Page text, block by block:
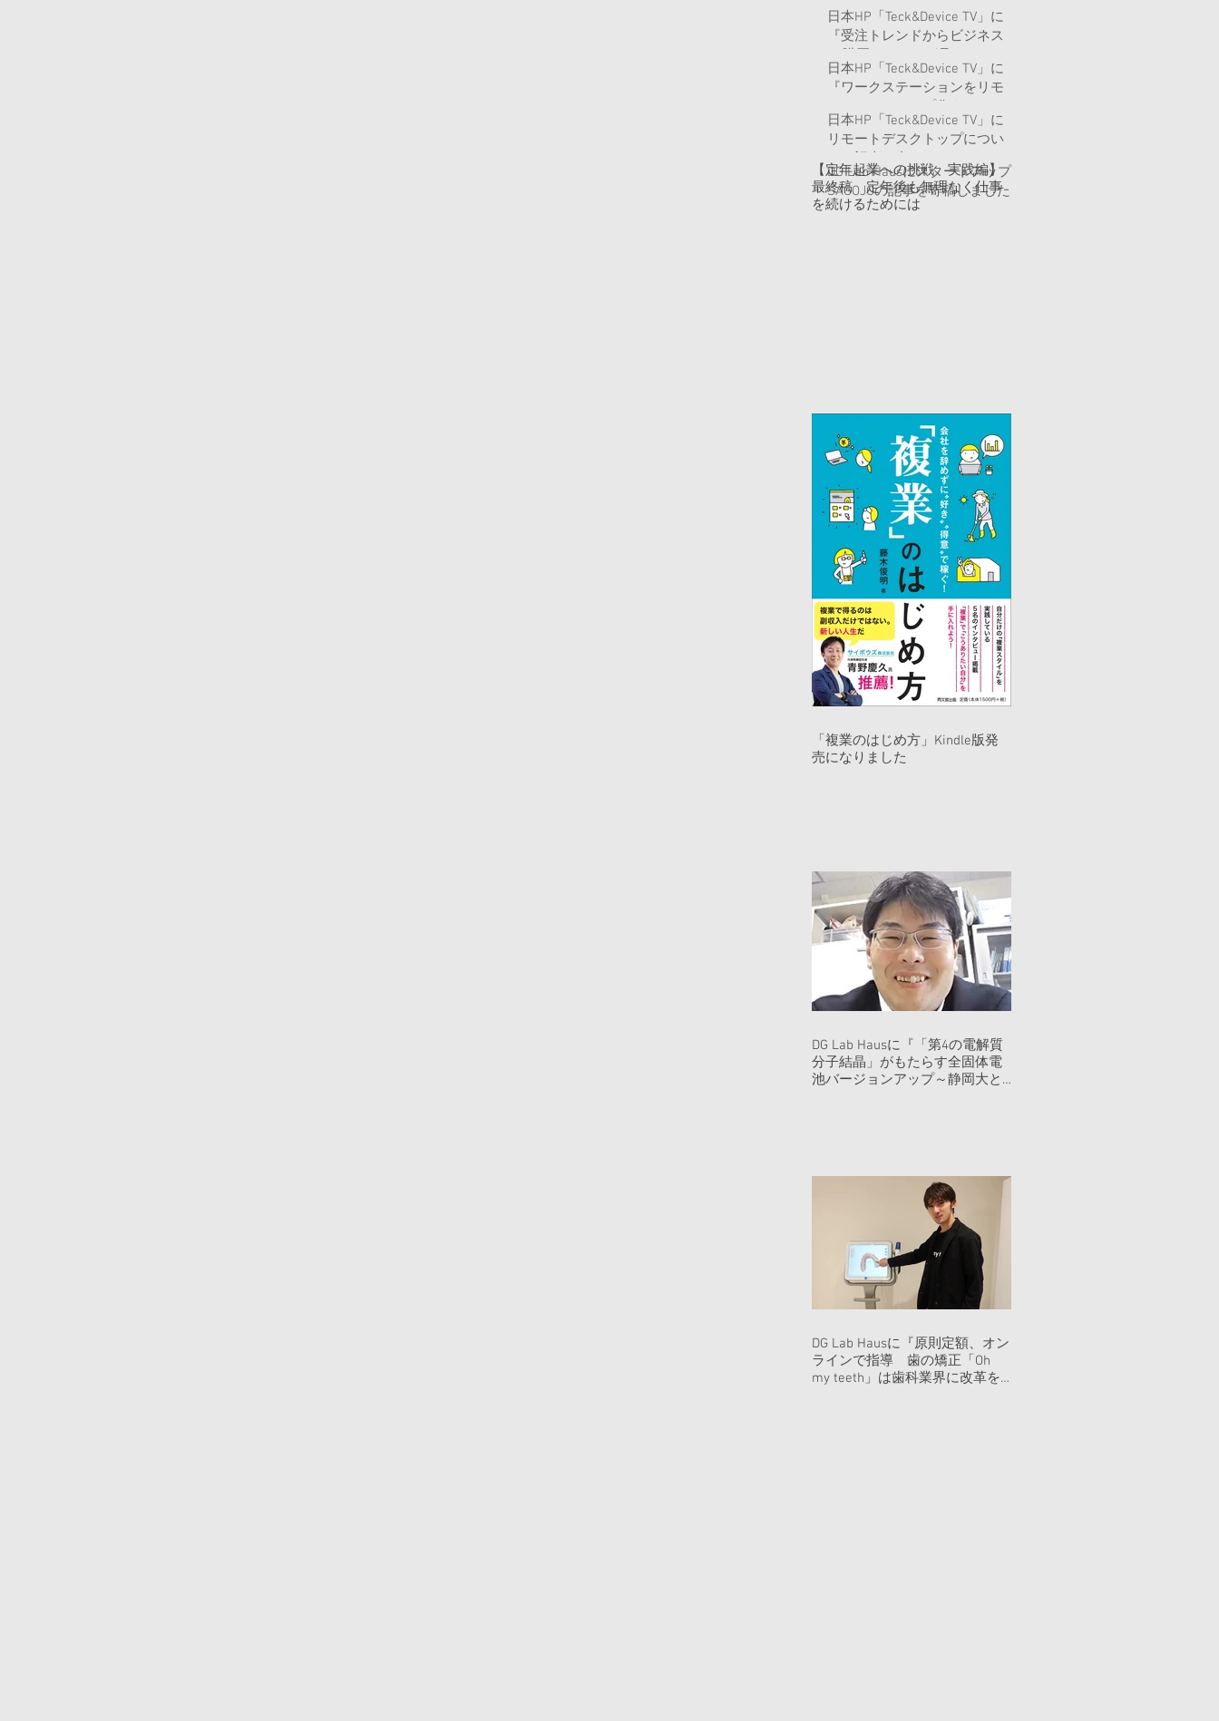
した。
イターになる！』が全国書
店、Amazon等で販売開始
日本HP「Teck&Device TV」に
『受注トレンドからビジネス
る！（2023年3月版）』という
記事を書きました。
日本HP「Teck&Device TV」に
『ワークステーションをリモ
つの理由 HP Anyware』という
記事を書きました。
日本HP「Teck&Device TV」に
リモートデスクトップについ
ての記事を書きました
DG Lab Hausにスタートアップ
SAGOJOの記事を寄稿しました
特集記事
【定年起業への挑戦 実践編】
最終稿 定年後も無理なく仕事
を続けるためには
「複業のはじめ方」Kindle版発
売になりました
DG Lab Hausに『「第4の電解質
分子結晶」がもたらす全固体電
池バージョンアップ～静岡大と
DG Lab Hausに『原則定額、オン
ラインで指導 歯の矯正「Oh
my teeth」は歯科業界に改革を